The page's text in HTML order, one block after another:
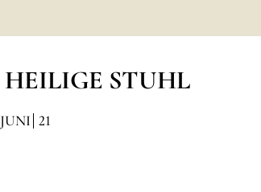
HEILIGE STUHL
JUNI 21